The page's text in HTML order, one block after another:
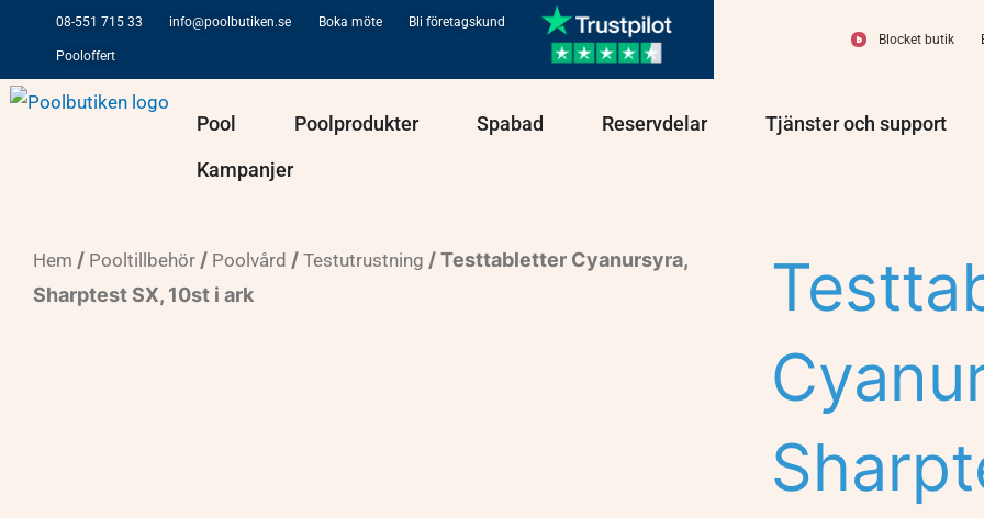
innehåll
08-551 715 33 info@poolbutiken.se Boka möte Bli företagskund
Pooloffert
Blocket butik
Pool Öppna PoolPoolprodukter Öppna Poolprodukter
Spabad Öppna Spabad
Reservdelar Öppna Reservdelar
Tjänster och support
Kampanjer
Hem / Pooltillbehör / Poolvård / Testutrustning / Testtabletter Cyanursyra,
Sharptest SX, 10st i ark